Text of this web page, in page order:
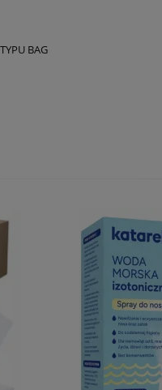
BAG